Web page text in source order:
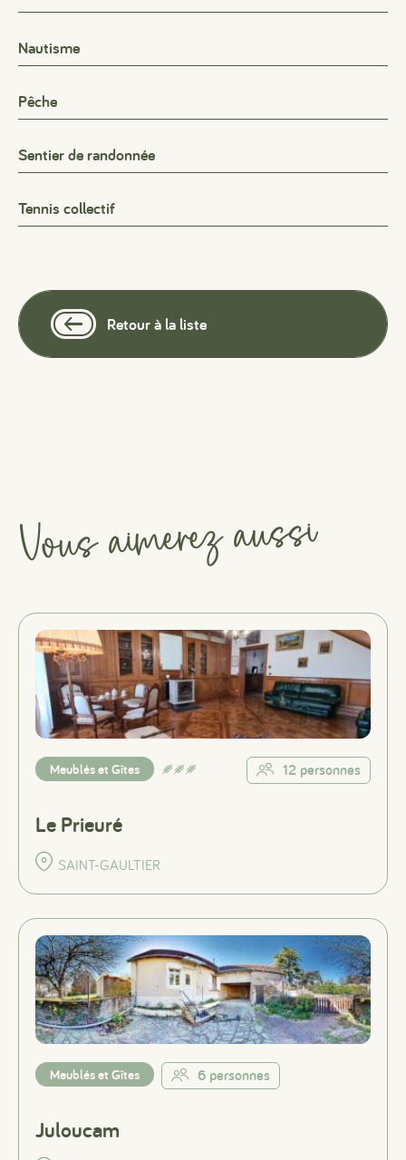
Nautisme
Pêche
Sentier de randonnée
Tennis collectif
Retour à la liste
Vous aimerez aussi
Meublés et Gîtes 12 personnes
Le Prieuré
SAINT-GAULTIER
Meublés et Gîtes 6 personnes
Juloucam